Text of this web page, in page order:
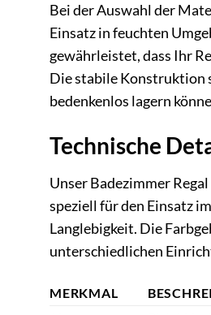
Bei der Auswahl der
Einsatz in feuchten
gewährleistet, dass Ihr
Die stabile Konstruktion
bedenkenlos lagern
Technische
Unser Badezimmer
speziell für den Einsatz
Langlebigkeit. Die
unterschiedlichen
MERKMAL